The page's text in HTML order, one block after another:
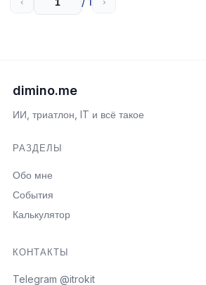
dimino.me
ИИ, триатлон, IT и всё такое
РАЗДЕЛЫ
Обо мне
События
Калькулятор
КОНТАКТЫ
Telegram @itrokit